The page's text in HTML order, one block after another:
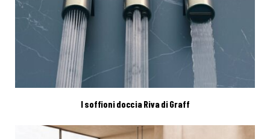
I soffioni doccia Riva di Graff